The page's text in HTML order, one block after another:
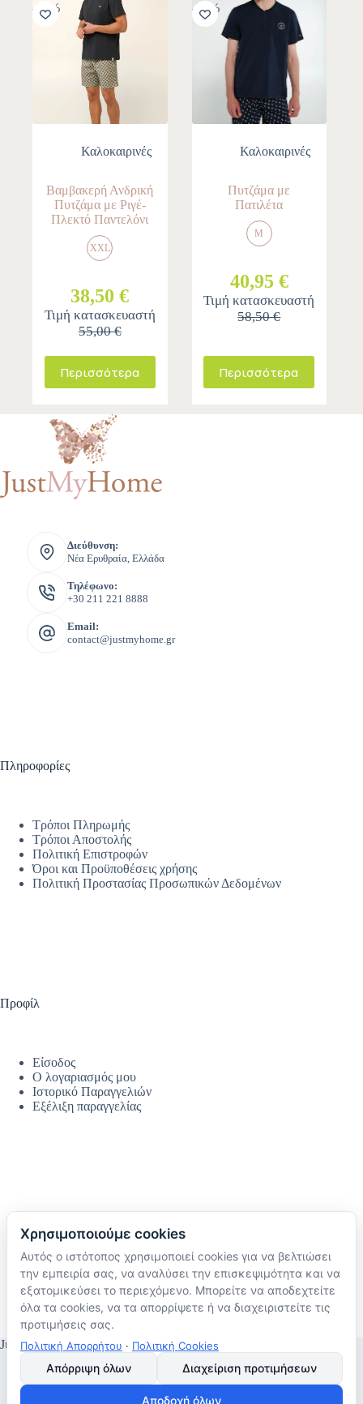
-30%
Καλοκαιρινές
Βαμβακερή Ανδρική
Πυτζάμα με Ριγέ-
Πλεκτό Παντελόνι
XXL
38,50 €
Τιμή κατασκευαστή
55,00 €
Περισσότερα
-30%
Καλοκαιρινές
Πυτζάμα με
Πατιλέτα
M
40,95 €
Τιμή κατασκευαστή
58,50 €
Περισσότερα
Διεύθυνση:
Νέα Ερυθραία, Ελλάδα
Τηλέφωνο:
+30 211 221 8888
Email:
contact@justmyhome.gr
Πληροφορίες
Τρόποι Πληρωμής
Τρόποι Αποστολής
Πολιτική Επιστροφών
Όροι και Προϋποθέσεις χρήσης
Πολιτική Προστασίας Προσωπικών Δεδομένων
Προφίλ
Είσοδος
Ο λογαριασμός μου
Ιστορικό Παραγγελιών
Εξέλιξη παραγγελίας
Ακολουθήστε μας
TikTok
Instagram
Facebook
JustMyHome © Copyright 2026
Χρησιμοποιούμε cookies
Αυτός ο ιστότοπος χρησιμοποιεί cookies για να βελτιώσει
την εμπειρία σας, να αναλύσει την επισκεψιμότητα και να
εξατομικεύσει το περιεχόμενο. Μπορείτε να αποδεχτείτε
όλα τα cookies, να τα απορρίψετε ή να διαχειριστείτε τις
προτιμήσεις σας.
Πολιτική Απορρήτου · Πολιτική Cookies
Απόρριψη όλων Διαχείριση προτιμήσεων
Αποδοχή όλων